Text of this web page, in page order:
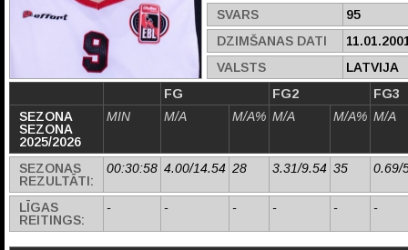
SVARS
95
DZIMŠANAS DATI
VALSTS
LATVIJA
FG
FG2
FG3
SEZONA
SEZONA
2025/2026
MIN M/A M/A% M/A M/A% M/A
SEZONAS
REZULTĀTI:
00:30:58 4.00/14.54 28 3.31/9.54 35 0.69/
LĪGAS
REITINGS:
- - - - - -